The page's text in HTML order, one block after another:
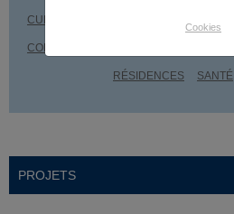
Cookies
CULTURE
CONSTRUCTION INDUSTRIELLE
RÉSIDENCES SANTÉ
PROJETS